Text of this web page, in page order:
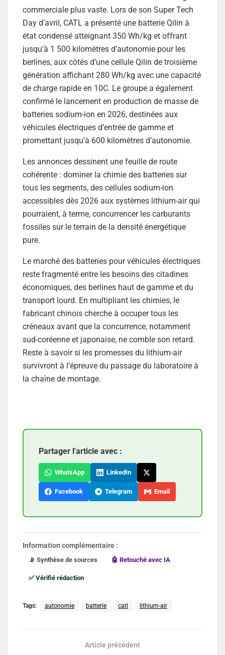
commerciale plus vaste. Lors de son Super Tech
Day d’avril, CATL a présenté une batterie Qilin à
état condensé atteignant 350 Wh/kg et offrant
jusqu’à 1 500 kilomètres d’autonomie pour les
berlines, aux côtés d’une cellule Qilin de troisième
génération affichant 280 Wh/kg avec une capacité
de charge rapide en 10C. Le groupe a également
confirmé le lancement en production de masse de
batteries sodium-ion en 2026, destinées aux
véhicules électriques d’entrée de gamme et
promettant jusqu’à 600 kilomètres d’autonomie.
Les annonces dessinent une feuille de route
cohérente : dominer la chimie des batteries sur
tous les segments, des cellules sodium-ion
accessibles dès 2026 aux systèmes lithium-air qui
pourraient, à terme, concurrencer les carburants
fossiles sur le terrain de la densité énergétique
pure.
Le marché des batteries pour véhicules électriques
reste fragmenté entre les besoins des citadines
économiques, des berlines haut de gamme et du
transport lourd. En multipliant les chimies, le
fabricant chinois cherche à occuper tous les
créneaux avant que la concurrence, notamment
sud-coréenne et japonaise, ne comble son retard.
Reste à savoir si les promesses du lithium-air
survivront à l’épreuve du passage du laboratoire à
la chaîne de montage.
Partager l'article avec :
WhatsApp LinkedIn
Facebook Telegram Email
Information complémentaire :
📡 Synthèse de sources 🤖 Retouché avec IA
✅ Vérifié rédaction
Tags: autonomie batterie catl lithium-air
Article précédent